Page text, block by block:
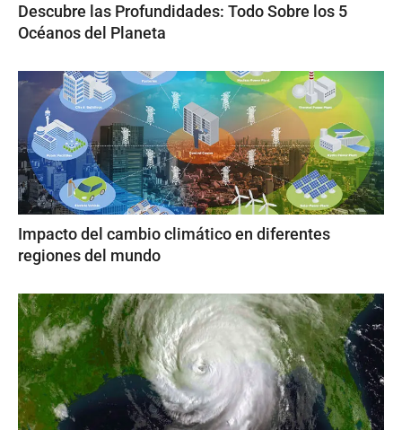
Descubre las Profundidades: Todo Sobre los 5
Océanos del Planeta
Impacto del cambio climático en diferentes
regiones del mundo